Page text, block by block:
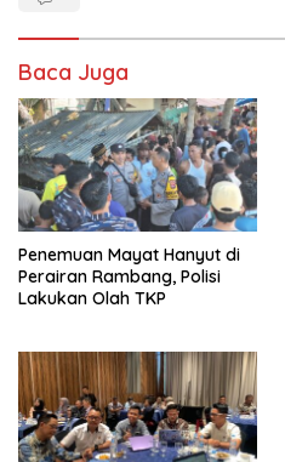
Baca Juga
Penemuan Mayat Hanyut di
Perairan Rambang, Polisi
Lakukan Olah TKP